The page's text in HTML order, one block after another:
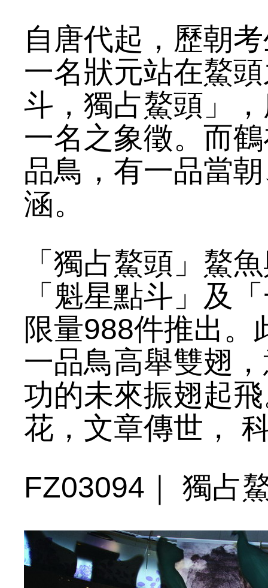
自唐代起，歷朝
一名狀元站在鰲
斗，獨占鰲頭」
一名之象徵。而
品鳥，有一品當
涵。
「獨占鰲頭」鰲
「魁星點斗」及
限量988件推出。
一品鳥高舉雙翅
功的未來振翅起
花，文章傳世，
FZ03094｜ 獨占